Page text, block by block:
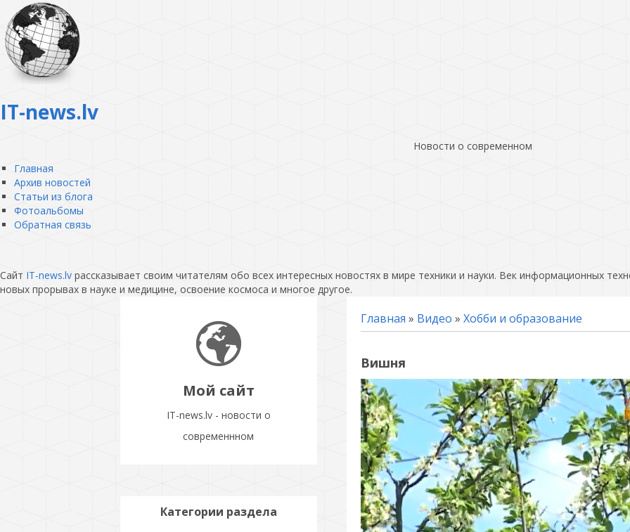
IT-news.lv
Новости о современном
Главная
Архив новостей
Статьи из блога
Фотоальбомы
Обратная связь
Сайт IT-news.lv рассказывает своим читателям обо всех интересных новостях в мире техники и науки. Век информационных
новых прорывах в науке и медицине, освоение космоса и многое другое.
Мой сайт
IT-news.lv - новости о
современнном
Главная » Видео » Хобби и образование
Вишня
Категории раздела